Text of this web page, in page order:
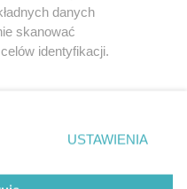
Media
danych
skanować
identyfikacji.
ustawień prywatności
rogu strony
wymagają zgody
USTAWIENIA